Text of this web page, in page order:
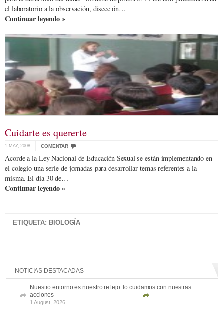
el laboratorio a la observación, disección…
Continuar leyendo »
Cuidarte es quererte
1 MAY, 2008 COMENTAR
Acorde a la Ley Nacional de Educación Sexual se están implementando en
el colegio una serie de jornadas para desarrollar temas referentes a la
misma. El día 30 de…
Continuar leyendo »
ETIQUETA: BIOLOGÍA
NOTICIAS DESTACADAS
Nuestro entorno es nuestro reflejo: lo cuidamos con nuestras
acciones
1 August, 2026